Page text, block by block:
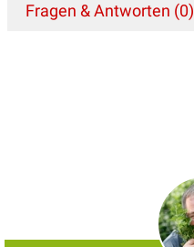
Fragen & Antworten (0)